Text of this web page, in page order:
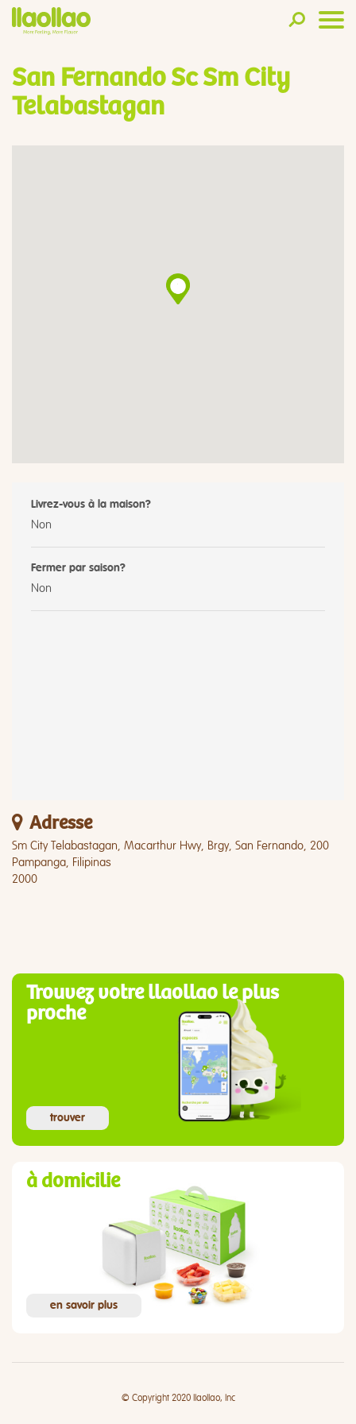
San Fernando Sc Sm City
Telabastagan
Livrez-vous à la maison?
Non
Fermer par saison?
Non
Adresse
Sm City Telabastagan, Macarthur Hwy, Brgy, San Fernando, 200
Pampanga, Filipinas
2000
Trouvez votre llaollao le plus
proche
trouver
à domicilie
en savoir plus
© Copyright 2020 llaollao, Inc